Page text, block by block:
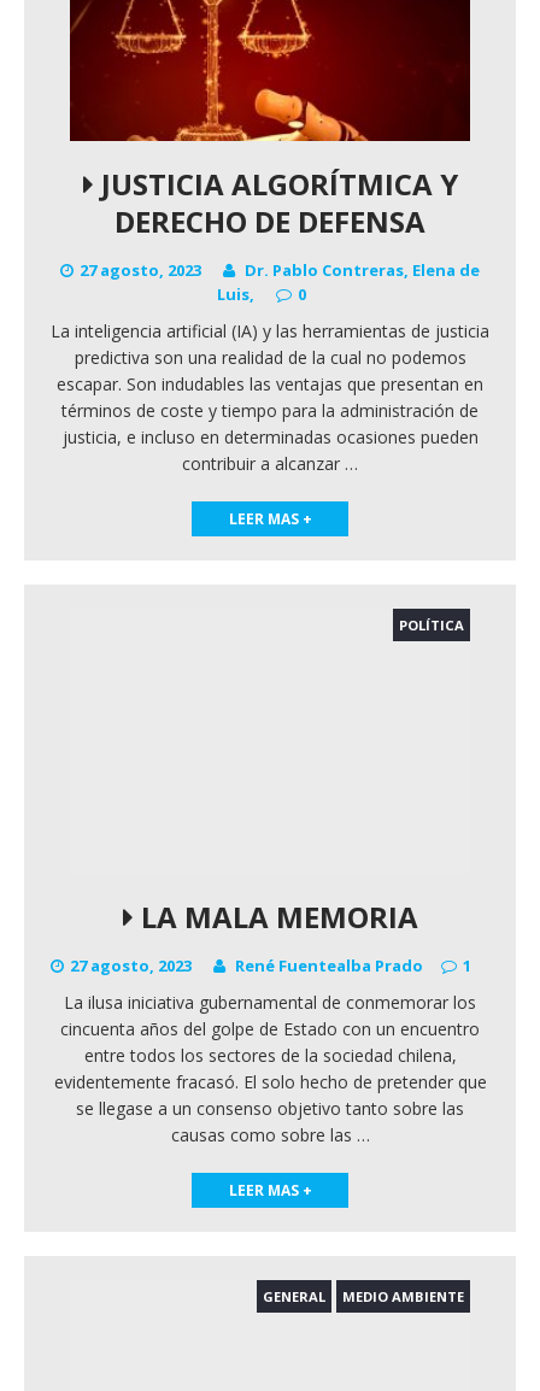
JUSTICIA ALGORÍTMICA Y
DERECHO DE DEFENSA
27 agosto, 2023 Dr. Pablo Contreras, Elena de
Luis, 0
La inteligencia artificial (IA) y las herramientas de justicia
predictiva son una realidad de la cual no podemos
escapar. Son indudables las ventajas que presentan en
términos de coste y tiempo para la administración de
justicia, e incluso en determinadas ocasiones pueden
contribuir a alcanzar …
LEER MAS +
POLÍTICA
LA MALA MEMORIA
27 agosto, 2023 René Fuentealba Prado 1
La ilusa iniciativa gubernamental de conmemorar los
cincuenta años del golpe de Estado con un encuentro
entre todos los sectores de la sociedad chilena,
evidentemente fracasó. El solo hecho de pretender que
se llegase a un consenso objetivo tanto sobre las
causas como sobre las …
LEER MAS +
GENERAL MEDIO AMBIENTE